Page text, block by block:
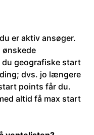
er aktiv ansøger.
ønskede
geografiske start
dvs. jo længere
points får du.
altid få max start